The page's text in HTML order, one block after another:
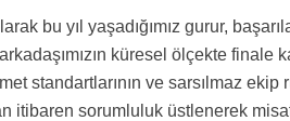
bu yıl yaşadığımız gurur,
küresel ölçekte finale
standartlarının ve sarsılmaz
itibaren sorumluluk üstlenerek